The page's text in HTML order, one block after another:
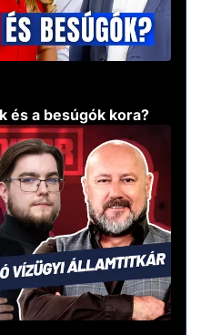
és a besúgók kora?